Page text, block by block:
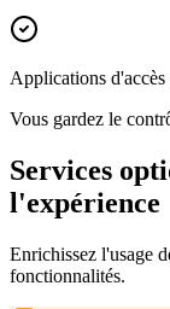
Applications
Vous gardez le
Services
l'expérience
Enrichissez l'usage
fonctionnalités.